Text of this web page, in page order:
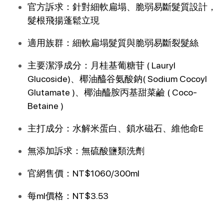
官方訴求：針對細軟扁塌、脆弱易斷髮質設計，
髮根飛揚蓬鬆立現
適用族群：細軟扁塌髮質與脆弱易斷裂髮絲
主要潔淨成分：月桂基葡糖苷 ( Lauryl
Glucoside)、椰油醯谷氨酸鈉( Sodium Cocoyl
Glutamate )、椰油醯胺丙基甜菜鹼 ( Coco-
Betaine )
主打成分：水解米蛋白、鎖水磁石、維他命E
無添加訴求：無硫酸鹽類洗劑
官網售價：NT$1060/300ml
每ml價格：NT$3.53